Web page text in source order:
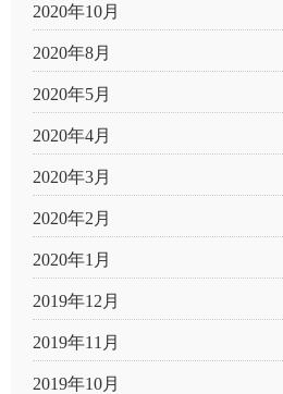
2020年10月
2020年8月
2020年5月
2020年4月
2020年3月
2020年2月
2020年1月
2019年12月
2019年11月
2019年10月